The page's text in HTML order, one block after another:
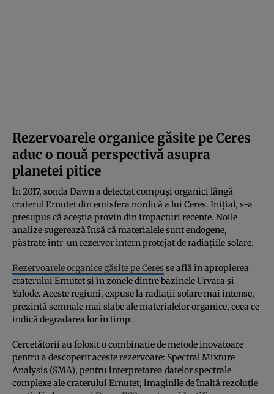
Rezervoarele organice găsite pe Ceres
aduc o nouă perspectivă asupra
planetei pitice
În 2017, sonda Dawn a detectat compuși organici lângă
craterul Ernutet din emisfera nordică a lui Ceres. Inițial, s-a
presupus că aceștia provin din impacturi recente. Noile
analize sugerează însă că materialele sunt endogene,
păstrate într-un rezervor intern protejat de radiațiile solare.
Rezervoarele organice găsite pe Ceres se află în apropierea
craterului Ernutet și în zonele dintre bazinele Urvara și
Yalode. Aceste regiuni, expuse la radiații solare mai intense,
prezintă semnale mai slabe ale materialelor organice, ceea ce
indică degradarea lor în timp.
Cercetătorii au folosit o combinație de metode inovatoare
pentru a descoperit aceste rezervoare: Spectral Mixture
Analysis (SMA), pentru interpretarea datelor spectrale
complexe ale craterului Ernutet; imaginile de înaltă rezoluție